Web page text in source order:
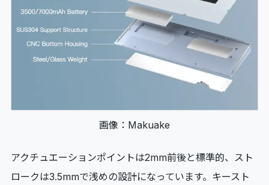
画像：Makuake
アクチュエーションポイントは2mm前後と標準的、スト
ロークは3.5mmで浅めの設計になっています。キースト